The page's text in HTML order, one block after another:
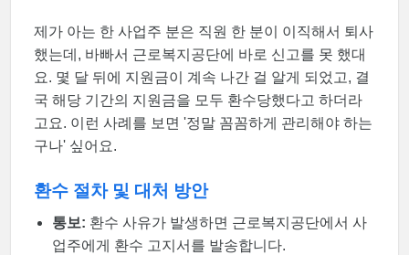
제가 아는 한 사업주 분은 직원 한 분이 이직해서 퇴사
했는데, 바빠서 근로복지공단에 바로 신고를 못 했대
요. 몇 달 뒤에 지원금이 계속 나간 걸 알게 되었고, 결
국 해당 기간의 지원금을 모두 환수당했다고 하더라
고요. 이런 사례를 보면 '정말 꼼꼼하게 관리해야 하는
구나' 싶어요.
환수 절차 및 대처 방안
통보: 환수 사유가 발생하면 근로복지공단에서 사
업주에게 환수 고지서를 발송합니다.